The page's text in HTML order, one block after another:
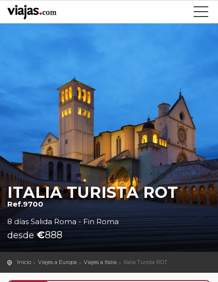
ITALIA TURISTA ROT
Ref.9700
8 días Salida Roma - Fin Roma
desde €888
Inicio Viajes a Europa Viajes a Italia Italia Turista ROT